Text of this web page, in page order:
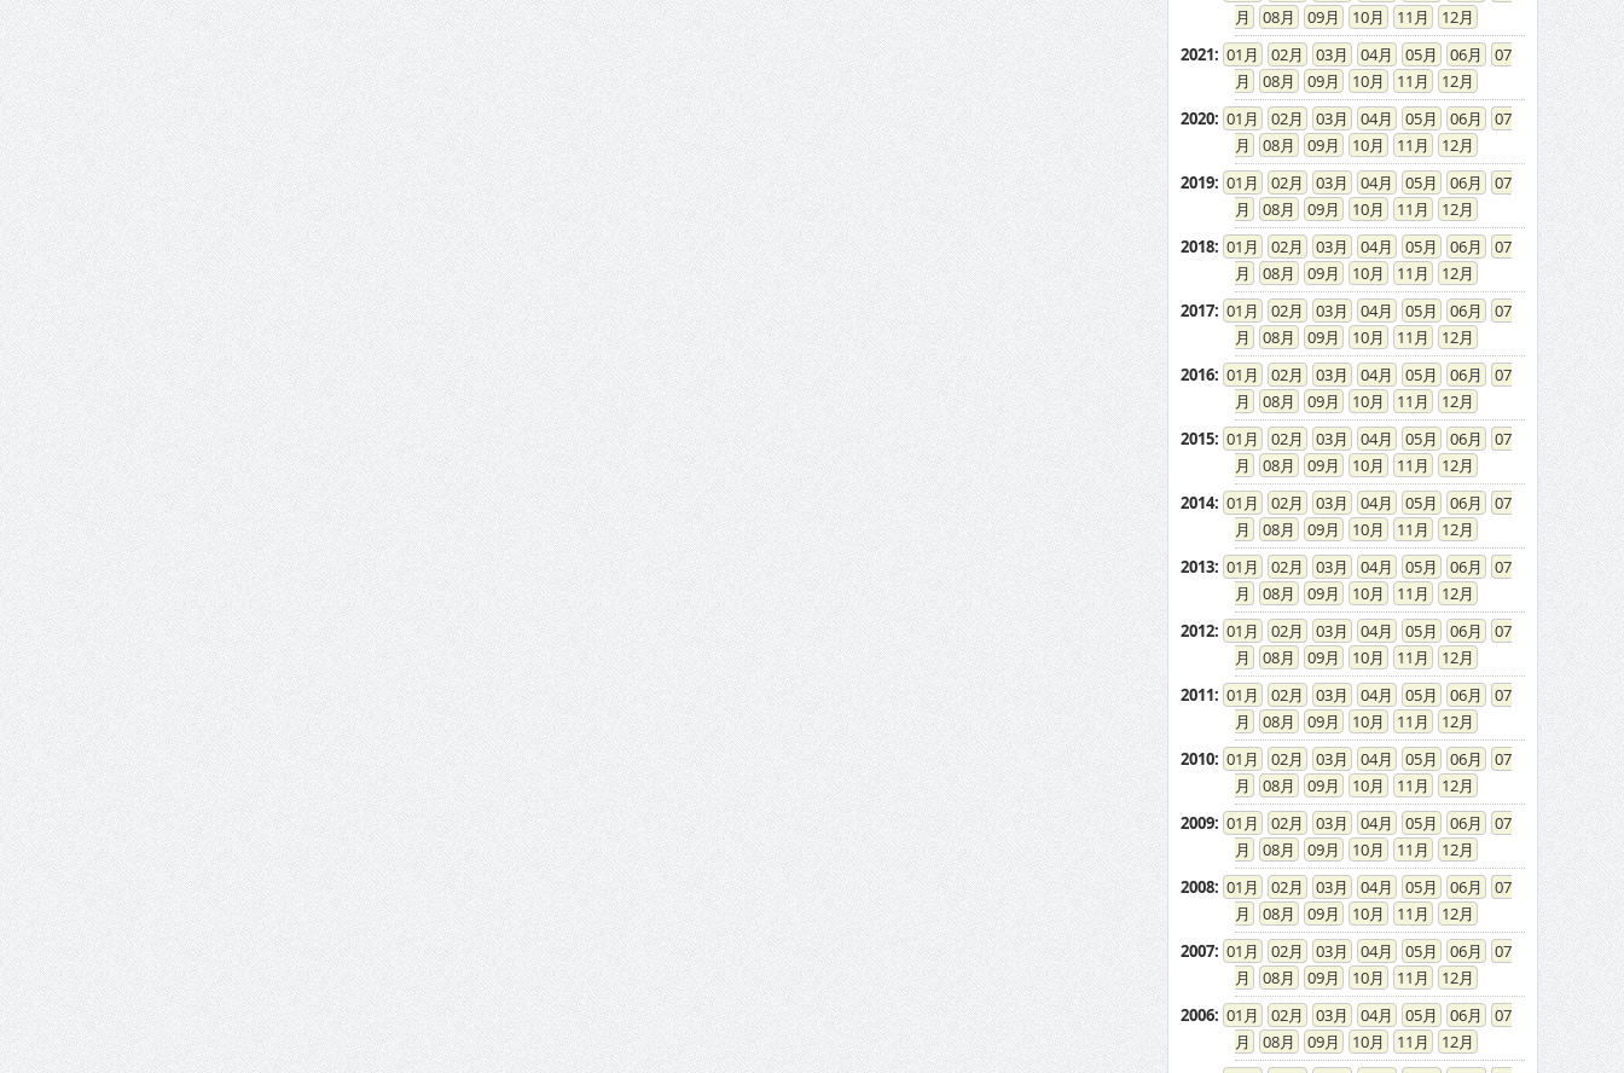
08
09 10 11
12
2021: 01 02 03 04 05 06
07
08
09 10 11
12
2020: 01 02 03 04 05 06
07
08
09 10 11
12
2019: 01 02 03 04 05 06
07
08
09 10 11
12
2018: 01 02 03 04 05 06
07
08
09 10 11
12
2017: 01 02 03 04 05 06
07
08
09 10 11
12
2016: 01 02 03 04 05 06
07
08
09 10 11
12
2015: 01 02 03 04 05 06
07
08
09 10 11
12
2014: 01 02 03 04 05 06
07
08
09 10 11
12
2013: 01 02 03 04 05 06
07
08
09 10 11
12
2012: 01 02 03 04 05 06
07
08
09 10 11
12
2011: 01 02 03 04 05 06
07
08
09 10 11
12
2010: 01 02 03 04 05 06
07
08
09 10 11
12
2009: 01 02 03 04 05 06
07
08
09 10 11
12
2008: 01 02 03 04 05 06
07
08
09 10 11
12
2007: 01 02 03 04 05 06
07
08
09 10 11
12
2006: 01 02 03 04 05 06
07
08
09 10 11
12